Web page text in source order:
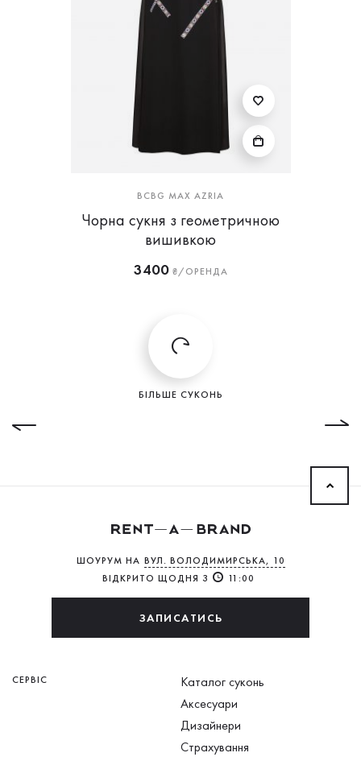
BCBG MAX AZRIA
Чорна сукня з геометричною
вишивкою
3400₴/ОРЕНДА
БІЛЬШЕ СУКОНЬ
ШОУРУМ НА ВУЛ. ВОЛОДИМИРСЬКА, 10
ВІДКРИТО ЩОДНЯ З
11:00
ЗАПИСАТИСЬ
СЕРВІС
Каталог суконь
Аксесуари
Дизайнери
Страхування